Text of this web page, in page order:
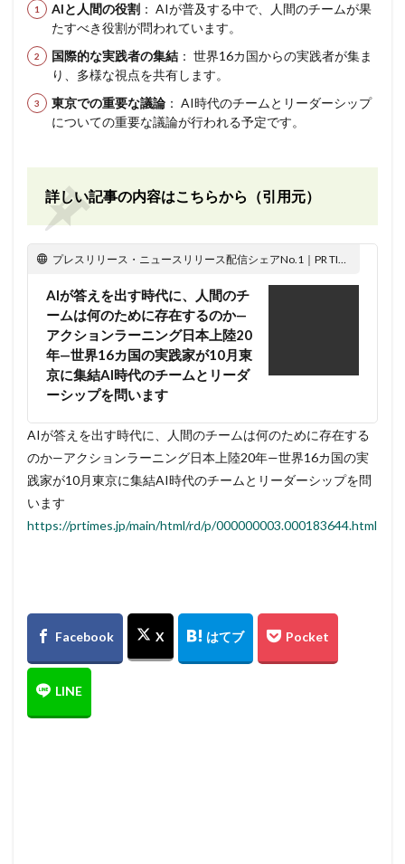
AIと人間の役割 ： AIが普及する中で、人間のチームが果
たすべき役割が問われています。
国際的な実践者の集結 ： 世界16カ国からの実践者が集ま
り、多様な視点を共有します。
東京での重要な議論 ： AI時代のチームとリーダーシップ
についての重要な議論が行われる予定です。
詳しい記事の内容はこちらから（引用元）
プレスリリース・ニュースリリース配信シェアNo.1｜PR TIMES
AIが答えを出す時代に、人間のチ
ームは何のために存在するのか—
アクションラーニング日本上陸20
年—世界16カ国の実践家が10月東
京に集結AI時代のチームとリーダ
ーシップを問います
AIが答えを出す時代に、人間のチームは何のために存在する
のか—アクションラーニング日本上陸20年—世界16カ国の実
践家が10月東京に集結AI時代のチームとリーダーシップを問
います
https://prtimes.jp/main/html/rd/p/000000003.000183644.html